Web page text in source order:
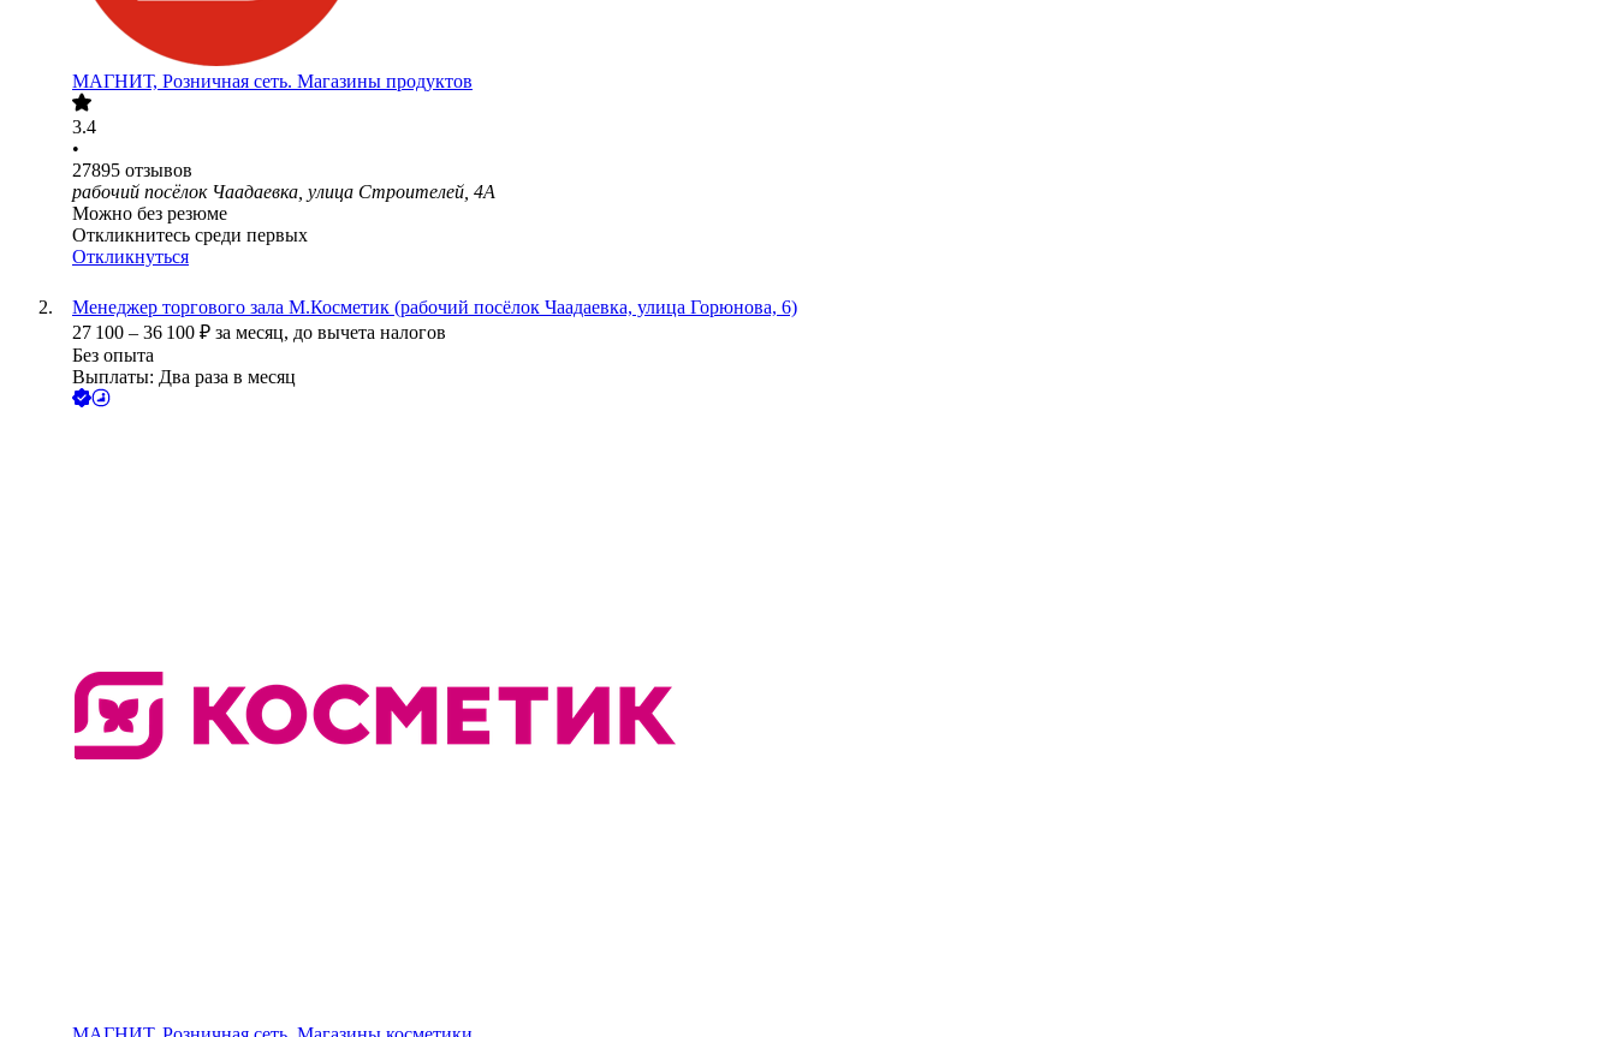
МАГНИТ, Розничная сеть. Магазины продуктов
3.4
•
27895 отзывов
рабочий посёлок Чаадаевка, улица Строителей, 4А
Можно без резюме
Откликнитесь среди первых
Откликнуться
Менеджер торгового зала М.Косметик (рабочий посёлок Чаадаевка, улица Горюнова, 6)
27 100 – 36 100 ₽ за месяц, до вычета налогов
Без опыта
Выплаты: Два раза в месяц